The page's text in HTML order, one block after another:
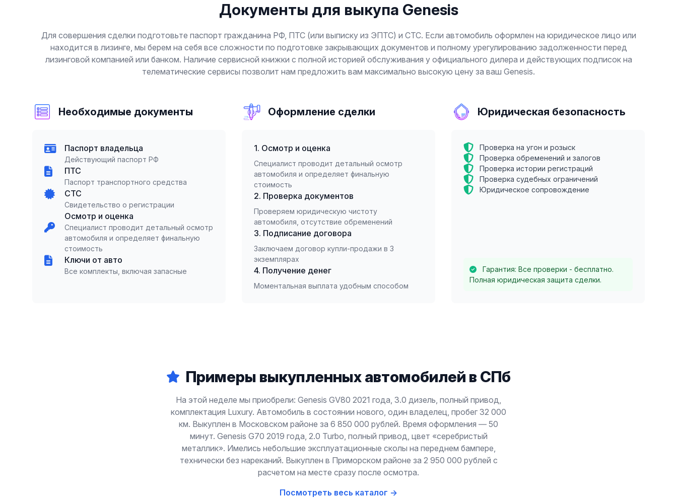
Документы для выкупа Genesis
Для совершения сделки подготовьте паспорт гражданина РФ, ПТС (или выписку из ЭПТС) и СТС. Если автомобиль оформлен на юридическое лицо или
находится в лизинге, мы берем на себя все сложности по подготовке закрывающих документов и полному урегулированию задолженности перед
лизинговой компанией или банком. Наличие сервисной книжки с полной историей обслуживания у официального дилера и действующих подписок на
телематические сервисы позволит нам предложить вам максимально высокую цену за ваш Genesis.
Необходимые документы
Паспорт владельца
Действующий паспорт РФ
ПТС
Паспорт транспортного средства
СТС
Свидетельство о регистрации
Осмотр и оценка
Специалист проводит детальный осмотр
автомобиля и определяет финальную
стоимость
Ключи от авто
Все комплекты, включая запасные
Оформление сделки
1. Осмотр и оценка
Специалист проводит детальный осмотр
автомобиля и определяет финальную
стоимость
2. Проверка документов
Проверяем юридическую чистоту
автомобиля, отсутствие обременений
3. Подписание договора
Заключаем договор купли-продажи в 3
экземплярах
4. Получение денег
Моментальная выплата удобным способом
Юридическая безопасность
Проверка на угон и розыск
Проверка обременений и залогов
Проверка истории регистраций
Проверка судебных ограничений
Юридическое сопровождение
Гарантия: Все проверки - бесплатно.
Полная юридическая защита сделки.
Примеры выкупленных автомобилей в СПб
На этой неделе мы приобрели: Genesis GV80 2021 года, 3.0 дизель, полный привод,
комплектация Luxury. Автомобиль в состоянии нового, один владелец, пробег 32 000
км. Выкуплен в Московском районе за 6 850 000 рублей. Время оформления — 50
минут. Genesis G70 2019 года, 2.0 Turbo, полный привод, цвет «серебристый
металлик». Имелись небольшие эксплуатационные сколы на переднем бампере,
технически без нареканий. Выкуплен в Приморском районе за 2 950 000 рублей с
расчетом на месте сразу после осмотра.
Посмотреть весь каталог →